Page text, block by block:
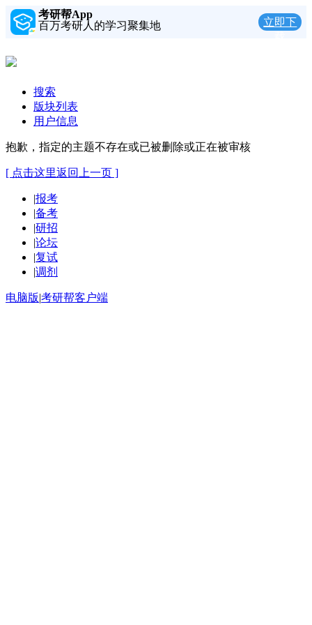
考研帮App
百万考研人的学习聚集地
立即下
搜索
版块列表
用户信息
抱歉，指定的主题不存在或已被删除或正在被审核
[ 点击这里返回上一页 ]
|报考
|备考
|研招
|论坛
|复试
|调剂
电脑版|考研帮客户端